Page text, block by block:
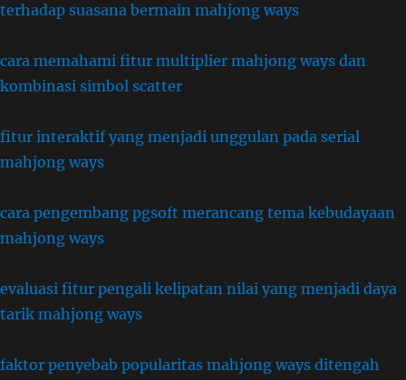
terhadap suasana bermain mahjong ways
cara memahami fitur multiplier mahjong ways dan
kombinasi simbol scatter
fitur interaktif yang menjadi unggulan pada serial
mahjong ways
cara pengembang pgsoft merancang tema kebudayaan
mahjong ways
evaluasi fitur pengali kelipatan nilai yang menjadi daya
tarik mahjong ways
faktor penyebab popularitas mahjong ways ditengah